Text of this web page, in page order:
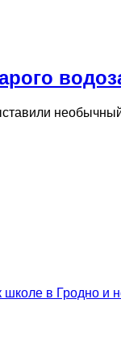
школе в Гродно и